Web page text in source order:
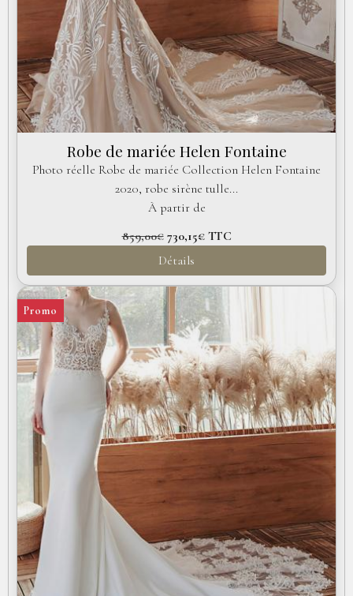
Robe de mariée Helen Fontaine
Photo réelle Robe de mariée Collection Helen Fontaine
2020, robe sirène tulle...
À partir de
859,00€ 730,15€ TTC
Détails
Promo